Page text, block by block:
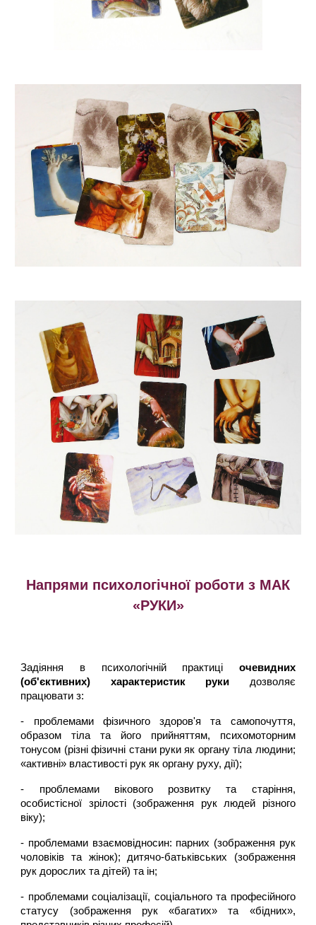
Напрями психологічної роботи з МАК
«РУКИ»
Задіяння в психологічній практиці очевидних
(об'єктивних) характеристик руки дозволяє
працювати з:
- проблемами фізичного здоров'я та самопочуття,
образом тіла та його прийняттям, психомоторним
тонусом (різні фізичні стани руки як органу тіла людини;
«активні» властивості рук як органу руху, дії);
- проблемами вікового розвитку та старіння,
особистісної зрілості (зображення рук людей різного
віку);
- проблемами взаємовідносин: парних (зображення рук
чоловіків та жінок); дитячо-батьківських (зображення
рук дорослих та дітей) та ін;
- проблемами соціалізації, соціального та професійного
статусу (зображення рук «багатих» та «бідних»,